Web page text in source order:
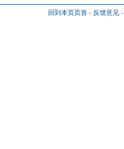
回到本页页首 - 反馈意见 -